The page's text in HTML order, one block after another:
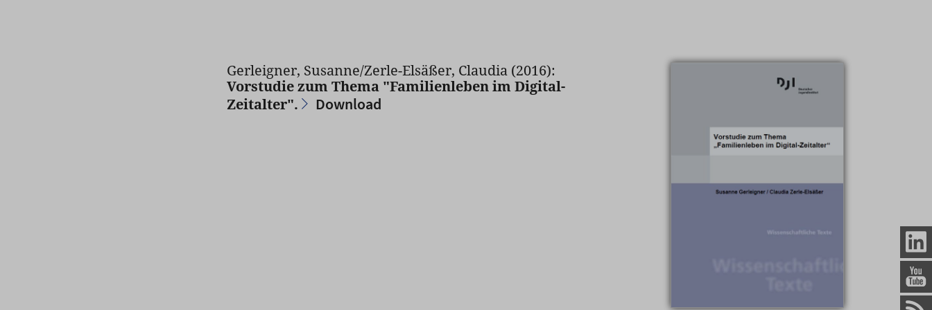
Gerleigner, Susanne/Zerle-Elsäßer, Claudia (2016):
Vorstudie zum Thema "Familienleben im Digital-
Zeitalter".
Download